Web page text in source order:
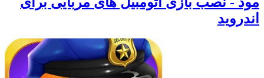
اندروید